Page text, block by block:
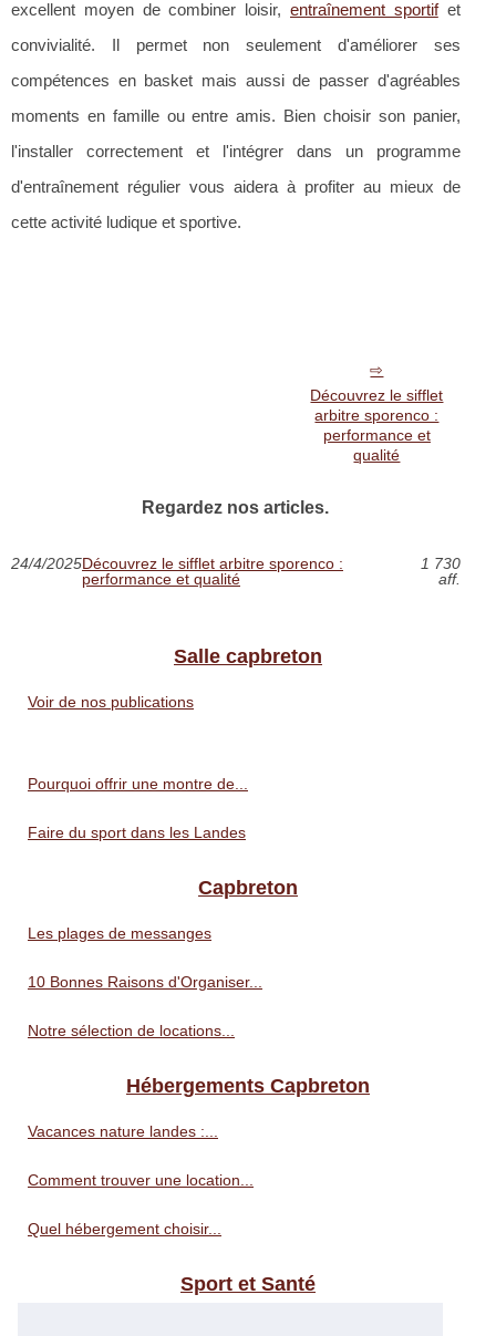
excellent moyen de combiner loisir, entraînement sportifet
convivialité. Il permet non seulement d'améliorer ses
compétences en basket mais aussi de passer d'agréables
moments en famille ou entre amis. Bien choisir son panier,
l'installer correctement et l'intégrer dans un programme
d'entraînement régulier vous aidera à profiter au mieux de
cette activité ludique et sportive.
Découvrez le sifflet
arbitre sporenco :
performance et
qualité
Regardez nos articles.
24/4/2025Découvrez le sifflet arbitre sporenco :
performance et qualité
1 730
aff.
Salle capbreton
Voir de nos publications
Pourquoi offrir une montre de...
Faire du sport dans les Landes
Capbreton
Les plages de messanges
10 Bonnes Raisons d'Organiser...
Notre sélection de locations...
Hébergements Capbreton
Vacances nature landes :...
Comment trouver une location...
Quel hébergement choisir...
Sport et Santé